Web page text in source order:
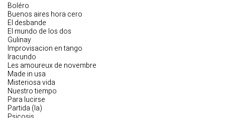
Boléro
Buenos aires hora cero
El desbande
El mundo de los dos
Gulinay
Improvisacion en tango
Iracundo
Les amoureux de novembre
Made in usa
Misteriosa vida
Nuestro tiempo
Para lucirse
Partida (la)